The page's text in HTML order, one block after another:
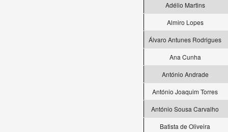
Adélio Martins
Almiro Lopes
Álvaro Antunes Rodrigues
Ana Cunha
António Andrade
António Joaquim Torres
António Sousa Carvalho
Batista de Oliveira